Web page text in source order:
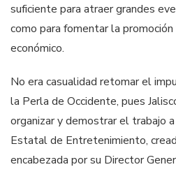
suficiente para atraer grandes
como para fomentar la
económico.
No era casualidad retomar el
la Perla de Occidente, pues
organizar y demostrar el trabajo
Estatal de Entretenimiento,
encabezada por su Director